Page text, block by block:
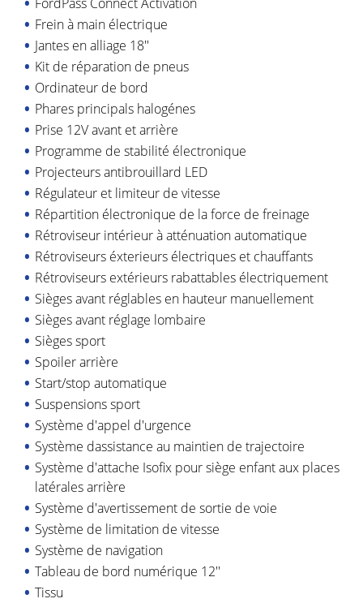
Frein à main électrique
Jantes en alliage 18''
Kit de réparation de pneus
Ordinateur de bord
Phares principals halogénes
Prise 12V avant et arrière
Programme de stabilité électronique
Projecteurs antibrouillard LED
Régulateur et limiteur de vitesse
Répartition électronique de la force de freinage
Rétroviseur intérieur à atténuation automatique
Rétroviseurs éxterieurs électriques et chauffants
Rétroviseurs extérieurs rabattables électriquement
Sièges avant réglables en hauteur manuellement
Sièges avant réglage lombaire
Sièges sport
Spoiler arrière
Start/stop automatique
Suspensions sport
Système d'appel d'urgence
Système dassistance au maintien de trajectoire
Système d'attache Isofix pour siège enfant aux places
latérales arrière
Système d'avertissement de sortie de voie
Système de limitation de vitesse
Système de navigation
Tableau de bord numérique 12''
Tissu